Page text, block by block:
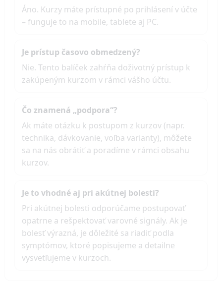
Áno. Kurzy máte prístupné po prihlásení v účte
– funguje to na mobile, tablete aj PC.
Je prístup časovo obmedzený?
Nie. Tento balíček zahŕňa doživotný prístup k
zakúpeným kurzom v rámci vášho účtu.
Čo znamená „podpora“?
Ak máte otázku k postupom z kurzov (napr.
technika, dávkovanie, voľba varianty), môžete
sa na nás obrátiť a poradíme v rámci obsahu
kurzov.
Je to vhodné aj pri akútnej bolesti?
Pri akútnej bolesti odporúčame postupovať
opatrne a rešpektovať varovné signály. Ak je
bolesť výrazná, je dôležité sa riadiť podla
symptómov, ktoré popisujeme a detailne
vysvetľujeme v kurzoch.